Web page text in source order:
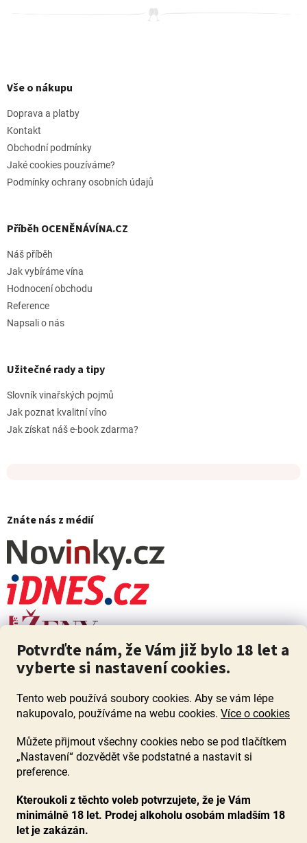
Potvrďte nám, že Vám již bylo 18 let a
vyberte si nastavení cookies.
Tento web používá soubory cookies. Aby se vám lépe
nakupovalo, používáme na webu cookies. Více o cookies
Můžete přijmout všechny cookies nebo se pod tlačítkem
„Nastavení“ dozvědět vše podstatné a nastavit si
preference.
Kteroukoli z těchto voleb potvrzujete, že je Vám
minimálně 18 let. Prodej alkoholu osobám mladším 18
let je zakázán.
pVše o nákupu
Doprava a platby
Kontakt
Obchodní podmínky
Jaké cookies pouzíváme?
Podmínky ochrany osobních údajů
Příběh OCENĚNÁVÍNA.CZ
Náš příběh
Jak vybíráme vína
Hodnocení obchodu
Reference
Napsali o nás
Užitečné rady a tipy
Slovník vinařských pojmů
Jak poznat kvalitní víno
Jak získat náš e-book zdarma?
Znáte nás z médií
ZÁKAZ PRODEJE ALKOHOLU OSOBÁM MLADŠÍM 18 LET. Pijte s
mírou i když pijete s Mírou.